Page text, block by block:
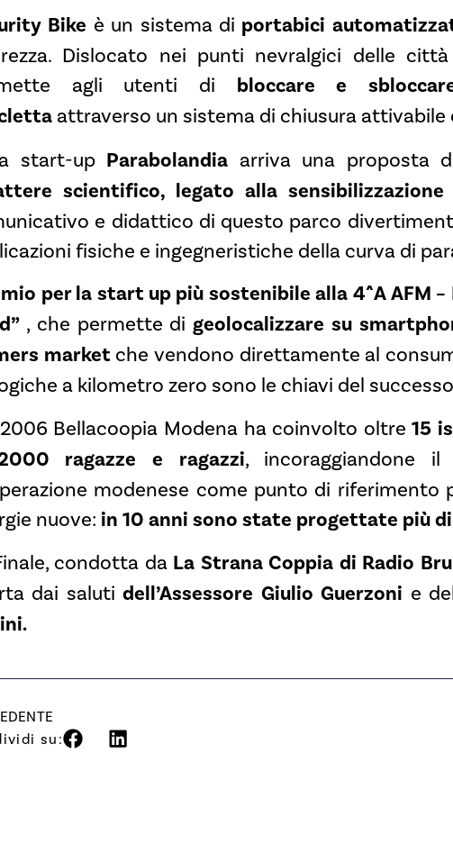
Bike è un sistema di portabici
Dislocato nei punti nevralgici delle
agli utenti di bloccare e
attraverso un sistema di chiusura attivabile
start-up Parabolandia arriva una proposta
scientifico, legato alla
e didattico di questo parco
fisiche e ingegneristiche della curva di
per la start up più sostenibile alla 4^A AFM –
, che permette digeolocalizzare su
market che vendono direttamente al
a kilometro zero sono le chiavi del
Bellacoopia Modena ha coinvolto oltre15
ragazze e ragazzi, incoraggiandone
modenese come punto di riferimento
nuove: in 10 anni sono state progettate più
condotta da La Strana Coppia di Radio
dai salutidell’Assessore Giulio Guerzoni e
su: